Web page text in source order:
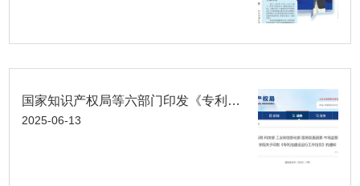
国家知识产权局等六部门印发《专利池建设运行工作指引》的通知及政策解读
2025-06-13